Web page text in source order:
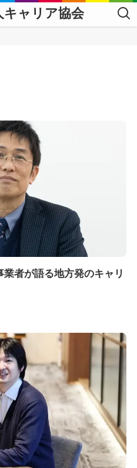
キャリア協会
者が語る地方発のキャリ